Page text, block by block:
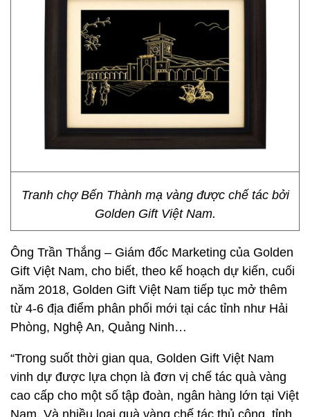
Tranh chợ Bến Thành mạ vàng được chế tác bởi
Golden Gift Việt Nam.
Ông Trần Thắng – Giám đốc Marketing của Golden
Gift Việt Nam, cho biết, theo kế hoạch dự kiến, cuối
năm 2018, Golden Gift Việt Nam tiếp tục mở thêm
từ 4-6 địa điểm phân phối mới tại các tỉnh như Hải
Phòng, Nghệ An, Quảng Ninh…
“Trong suốt thời gian qua, Golden Gift Việt Nam
vinh dự được lựa chọn là đơn vị chế tác quà vàng
cao cấp cho một số tập đoàn, ngân hàng lớn tại Việt
Nam. Và nhiều loại quà vàng chế tác thủ công, tỉnh